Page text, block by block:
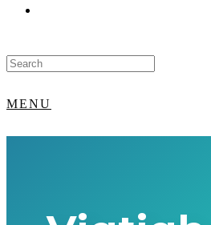
Search
for:
MENU